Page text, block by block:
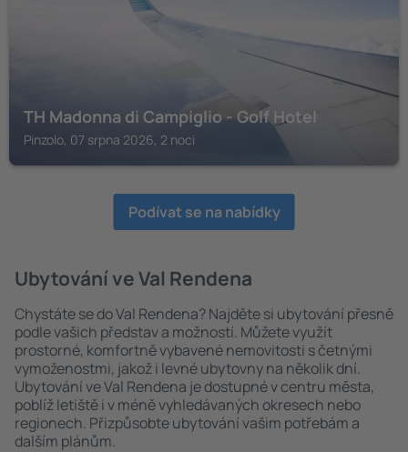
TH Madonna di Campiglio - Golf Hotel
Pinzolo, 07 srpna 2026, 2 noci
Podívat se na nabídky
Ubytování ve Val Rendena
Chystáte se do Val Rendena? Najděte si ubytování přesně
podle vašich představ a možností. Můžete využít
prostorné, komfortně vybavené nemovitosti s četnými
vymoženostmi, jakož i levné ubytovny na několik dní.
Ubytování ve Val Rendena je dostupné v centru města,
poblíž letiště i v méně vyhledávaných okresech nebo
regionech. Přizpůsobte ubytování vašim potřebám a
dalším plánům.